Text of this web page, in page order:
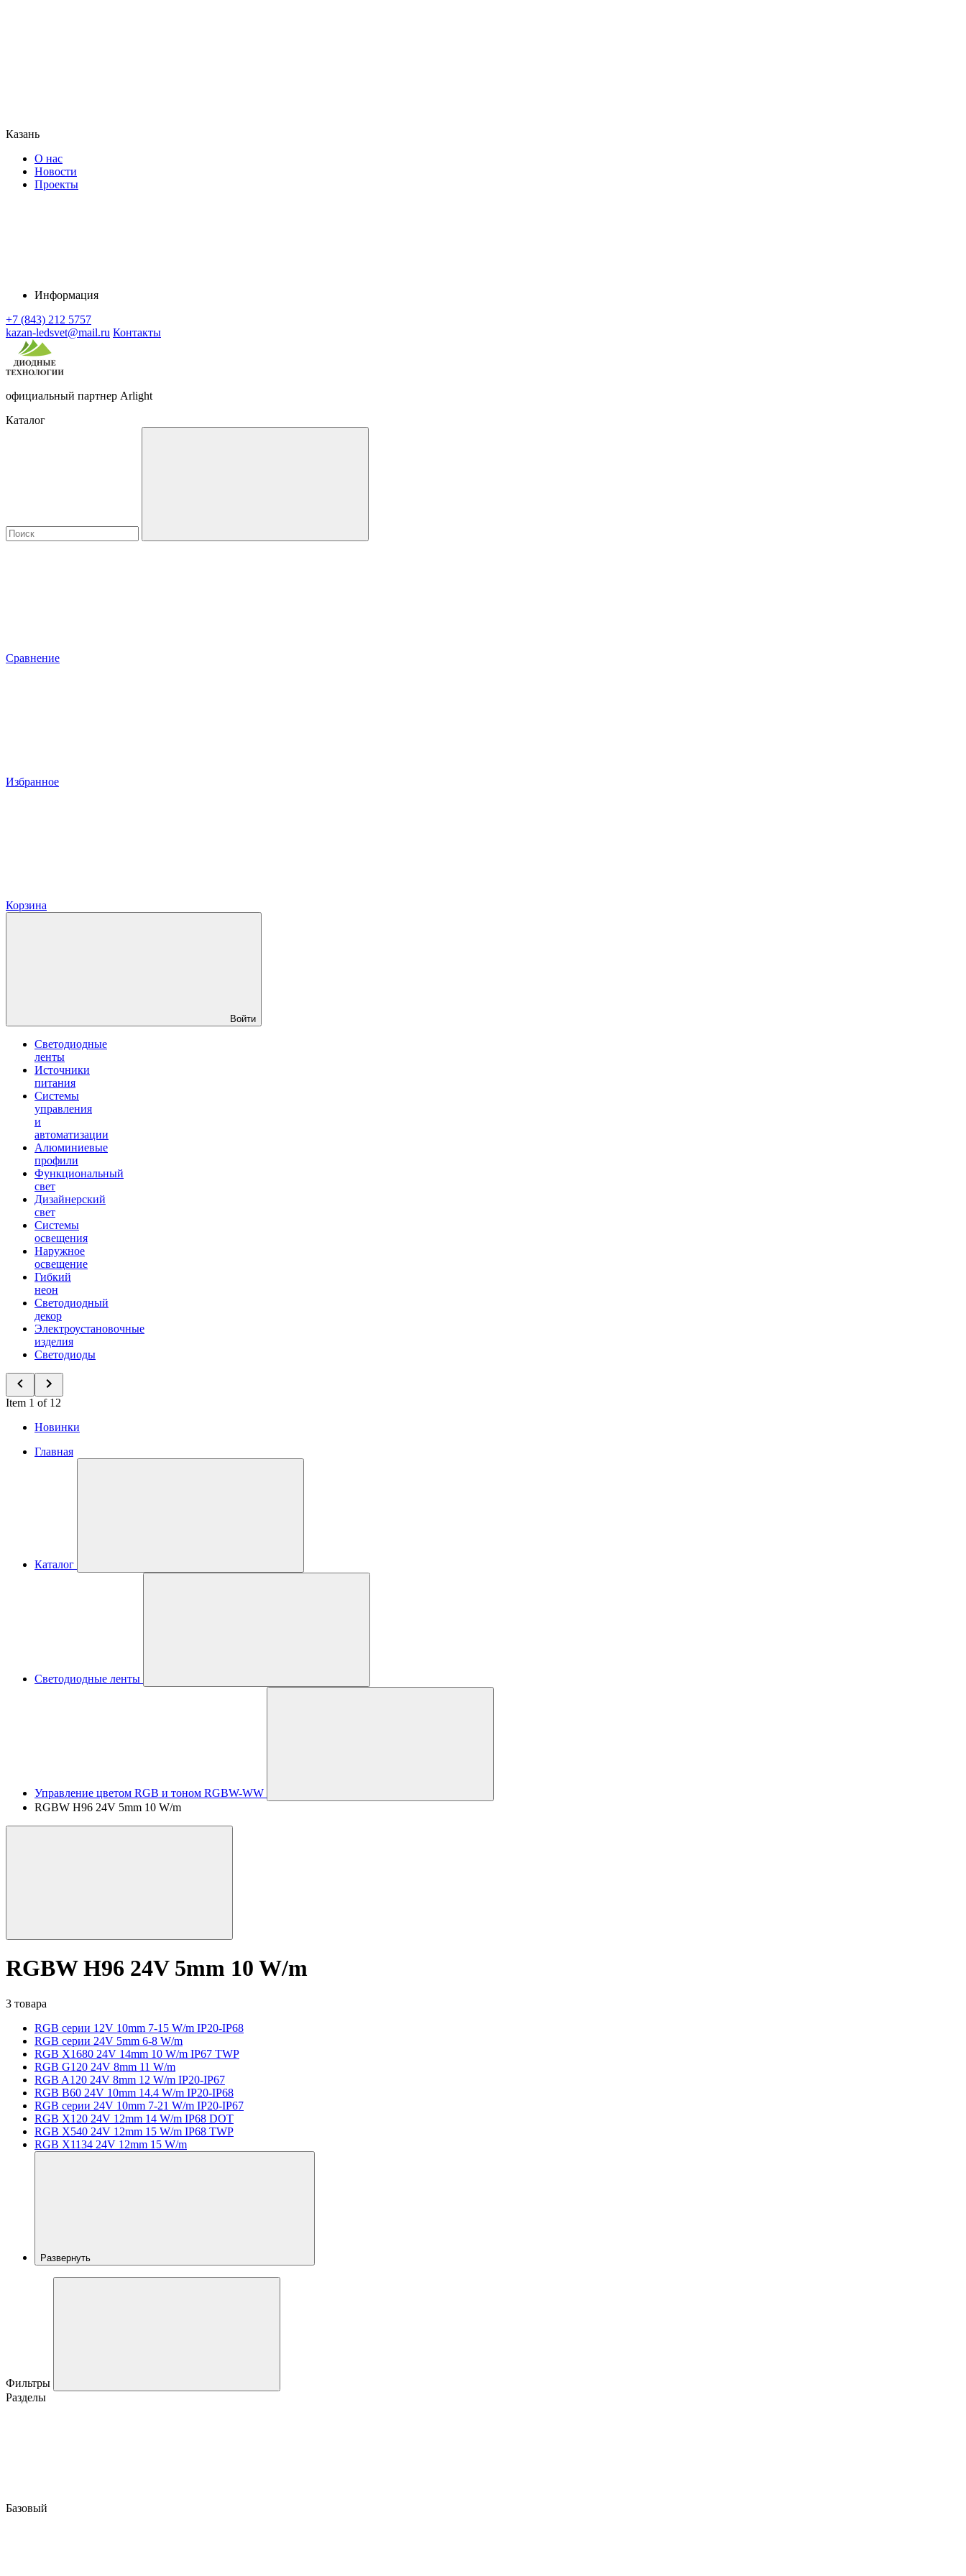
Казань
О нас
Новости
Проекты
Информация
+7 (843) 212 5757
kazan-ledsvet@mail.ru Контакты
официальный партнер Arlight
Каталог
Сравнение
Избранное
Корзина
Войти
Светодиодные
ленты
Источники
питания
Системы
управления
и
автоматизации
Алюминиевые
профили
Функциональный
свет
Дизайнерский
свет
Системы
освещения
Наружное
освещение
Гибкий
неон
Светодиодный
декор
Электроустановочные
изделия
Светодиоды
Item 1 of 12
Новинки
Главная
Каталог
Светодиодные ленты
Управление цветом RGB и тоном RGBW-WW
RGBW H96 24V 5mm 10 W/m
RGBW H96 24V 5mm 10 W/m
3 товара
RGB серии 12V 10mm 7-15 W/m IP20-IP68
RGB серии 24V 5mm 6-8 W/m
RGB X1680 24V 14mm 10 W/m IP67 TWP
RGB G120 24V 8mm 11 W/m
RGB A120 24V 8mm 12 W/m IP20-IP67
RGB B60 24V 10mm 14.4 W/m IP20-IP68
RGB серии 24V 10mm 7-21 W/m IP20-IP67
RGB X120 24V 12mm 14 W/m IP68 DOT
RGB X540 24V 12mm 15 W/m IP68 TWP
RGB X1134 24V 12mm 15 W/m
Развернуть
Фильтры
Разделы
Базовый